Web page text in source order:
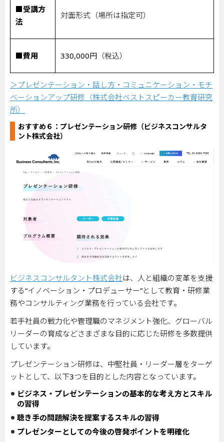
■受講方
法
対面形式（場所は指定可）
■費用 330,000円（税込）
＞プレゼンテーション・話し方・コミュニケーション・モチ
ベーションアップ研修（株式会社ベストスピーカー教育研究
所）
おすすめ６： プレゼンテーション研修（ビジネスコンサルタ
ント株式会社）
ビジネスコンサルタント株式会社は、人と組織の変革を支援
する“イノベーション・プロデューサー”として教育・研修業
務やコンサルティング業務を行っている会社です。
若手社員の戦力化や管理職のマネジメント強化、グローバル
リーダーの育成などさまざまな目的に応じた研修を多数提供
しています。
プレゼンテーション研修は、中堅社員・リーダー層をターゲ
ットとして、以下3つを目的とした内容となっています。
ビジネス・プレゼンテーションの基本的な考え方とスキル
の習得
聴き手の問題解決を提案するスキルの習得
プレゼンターとしての今後の啓発ポイントを明確化